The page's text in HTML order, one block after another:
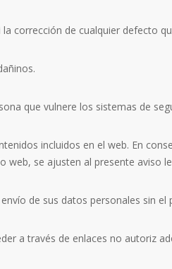
corrección de cualquier defecto
que vulnere los sistemas de
incluidos en el web. En
web, se ajusten al presente aviso
de sus datos personales sin
a través de enlaces no autoriz